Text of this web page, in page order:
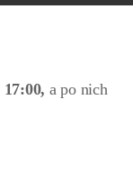
, a po nich